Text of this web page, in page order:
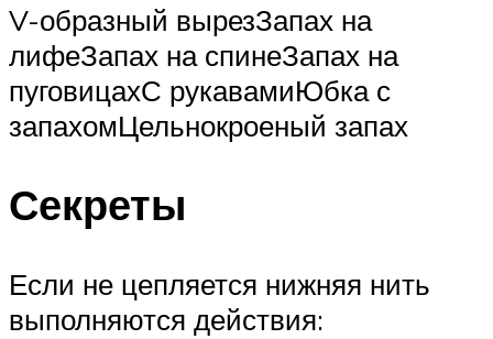
V-образный вырезЗапах на
лифеЗапах на спинеЗапах на
пуговицахС рукавамиЮбка с
запахомЦельнокроеный запах
Секреты
Если не цепляется нижняя нить
выполняются действия: